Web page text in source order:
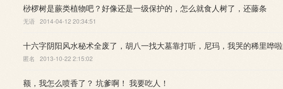
桫椤树是蕨类植物吧？好像还是一级保护的，怎么就食人树了，还藤条
无语 2014-04-12 20:34:51
十六字阴阳风水秘术全废了，胡八一找大墓靠打听，尼玛，我哭的稀里哗
匿名 2013-10-22 2:15:02
额，我怎么喷香了？ 坑爹啊！ 我要吃人！